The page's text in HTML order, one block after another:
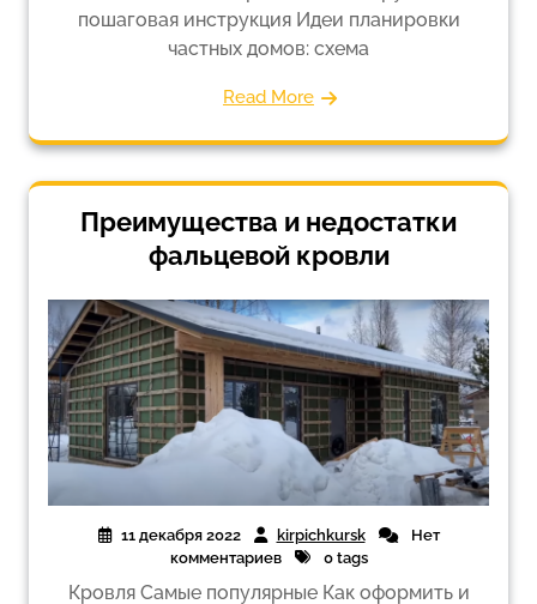
пошаговая инструкция Идеи планировки
частных домов: схема
Read More
Преимущества и недостатки
фальцевой кровли
11 декабря 2022 kirpichkursk
Нет
комментариев
0 tags
Кровля Самые популярные Как оформить и